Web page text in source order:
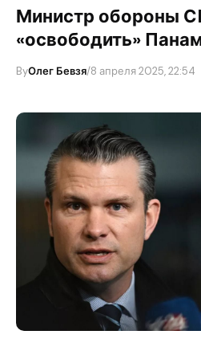
​Министр обороны
«освободить»
ByОлег Бевзя/8 апреля 2025, 22:54